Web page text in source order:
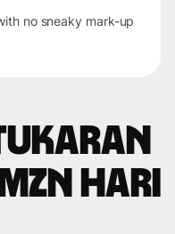
no sneaky mark-up
hari